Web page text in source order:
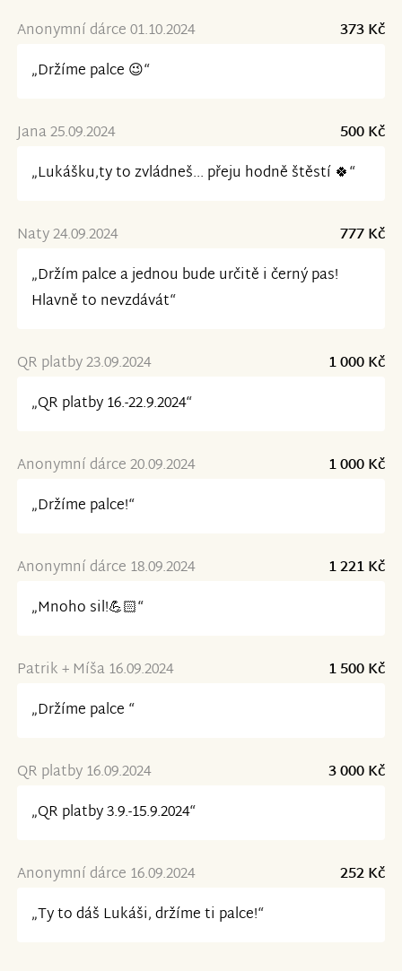
Anonymní dárce 01.10.2024
373 Kč
„Držíme palce 😉“
Jana 25.09.2024
500 Kč
„Lukášku,ty to zvládneš... přeju hodně štěstí 🍀“
Naty 24.09.2024
777 Kč
„Držím palce a jednou bude určitě i černý pas!
Hlavně to nevzdávát“
QR platby 23.09.2024
1 000 Kč
„QR platby 16.-22.9.2024“
Anonymní dárce 20.09.2024
1 000 Kč
„Držíme palce!“
Anonymní dárce 18.09.2024
1 221 Kč
„Mnoho sil!💪🏻“
Patrik + Míša 16.09.2024
1 500 Kč
„Držíme palce “
QR platby 16.09.2024
3 000 Kč
„QR platby 3.9.-15.9.2024“
Anonymní dárce 16.09.2024
252 Kč
„Ty to dáš Lukáši, držíme ti palce!“